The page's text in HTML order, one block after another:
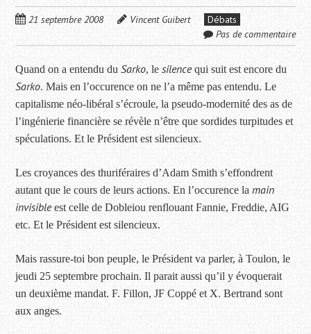
21 septembre 2008 Vincent Guibert
Débats
Pas de commentaire
Quand on a entendu duSarko, lesilencequi suit est encore du
Sarko. Mais en l’occurence on ne l’a même pas entendu. Le
capitalisme néo-libéral s’écroule, la pseudo-modernité des as de
l’ingénierie financière se révèle n’être que sordides turpitudes et
spéculations. Et le Président est silencieux.
Les croyances des thuriféraires d’Adam Smith s’effondrent
autant que le cours de leurs actions. En l’occurence la main
invisibleest celle de Dobleiou renflouant Fannie, Freddie, AIG
etc. Et le Président est silencieux.
Mais rassure-toi bon peuple, le Président va parler, à Toulon, le
jeudi 25 septembre prochain. Il parait aussi qu’il y évoquerait
un deuxième mandat. F. Fillon, JF Coppé et X. Bertrand sont
aux anges.